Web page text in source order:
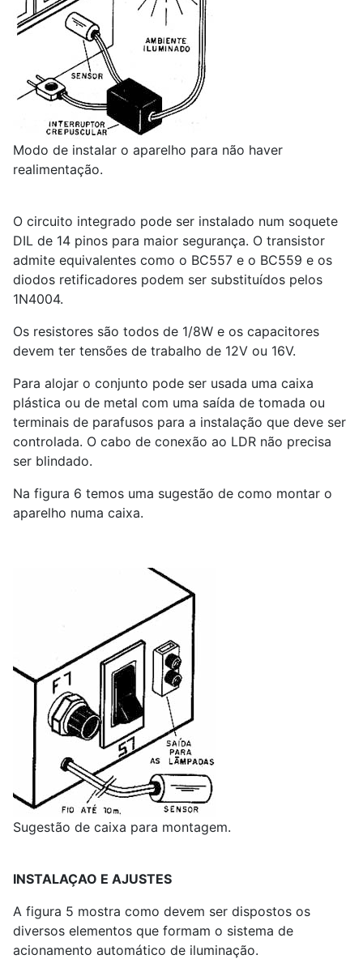
Modo de instalar o aparelho para não haver
realimentação.
O circuito integrado pode ser instalado num soquete
DIL de 14 pinos para maior segurança. O transistor
admite equivalentes como o BC557 e o BC559 e os
diodos retificadores podem ser substituídos pelos
1N4004.
Os resistores são todos de 1/8W e os capacitores
devem ter tensões de trabalho de 12V ou 16V.
Para alojar o conjunto pode ser usada uma caixa
plástica ou de metal com uma saída de tomada ou
terminais de parafusos para a instalação que deve ser
controlada. O cabo de conexão ao LDR não precisa
ser blindado.
Na figura 6 temos uma sugestão de como montar o
aparelho numa caixa.
Sugestão de caixa para montagem.
INSTALAÇAO E AJUSTES
A figura 5 mostra como devem ser dispostos os
diversos elementos que formam o sistema de
acionamento automático de iluminação.